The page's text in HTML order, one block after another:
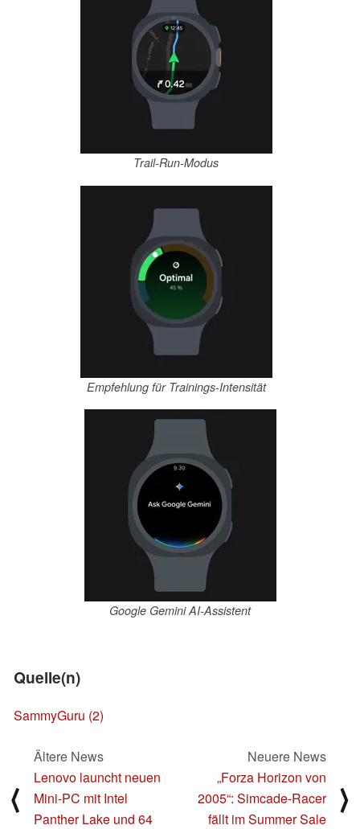
Trail-Run-Modus
Empfehlung für Trainings-Intensität
Google Gemini AI-Assistent
Quelle(n)
SammyGuru (2)
⟨
Ältere News
Lenovo launcht neuen
Mini-PC mit Intel
Panther Lake und 64
Neuere News
„Forza Horizon von
2005“: Simcade-Racer
fällt im Summer Sale
⟩